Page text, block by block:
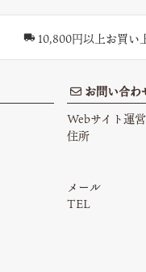
10,800円以上お買い
お問い合わ
Webサイト運営
住所
メール
TEL